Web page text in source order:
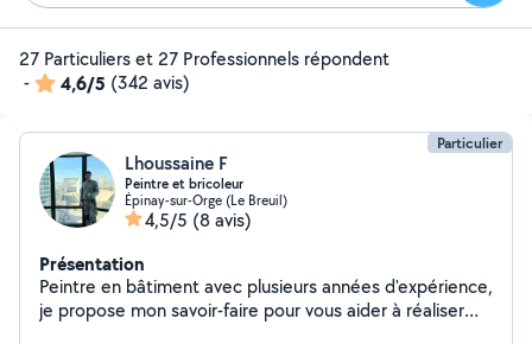
27 Particuliers et 27 Professionnels répondent
-
4,6/5 (342 avis)
Particulier
Lhoussaine F
Peintre et bricoleur
Épinay-sur-Orge (Le Breuil)
4,5/5 (8 avis)
Présentation
Peintre en bâtiment avec plusieurs années d'expérience,
je propose mon savoir-faire pour vous aider à réaliser